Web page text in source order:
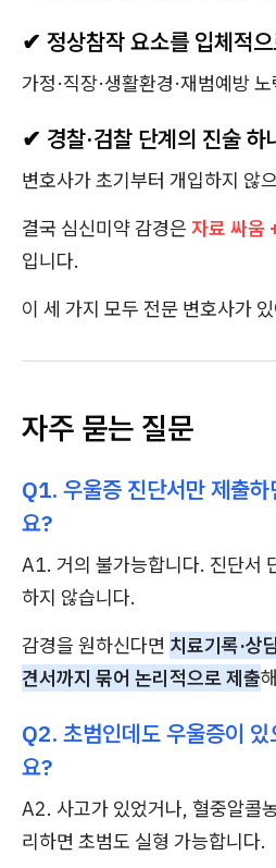
✔ 정상참작 요소를 입체적
가정·직장·생활환경·재범예방
✔ 경찰·검찰 단계의 진술 하
변호사가 초기부터 개입하지 않
결국 심신미약 감경은 자료 싸움
입니다.
이 세 가지 모두 전문 변호사가
자주 묻는 질문
Q1. 우울증 진단서만 제출
요?
A1. 거의 불가능합니다. 진단서
하지 않습니다.
감경을 원하신다면 치료기록·상
견서까지 묶어 논리적으로 제출
Q2. 초범인데도 우울증이
요?
A2. 사고가 있었거나, 혈중알콜
리하면 초범도 실형 가능합니다.